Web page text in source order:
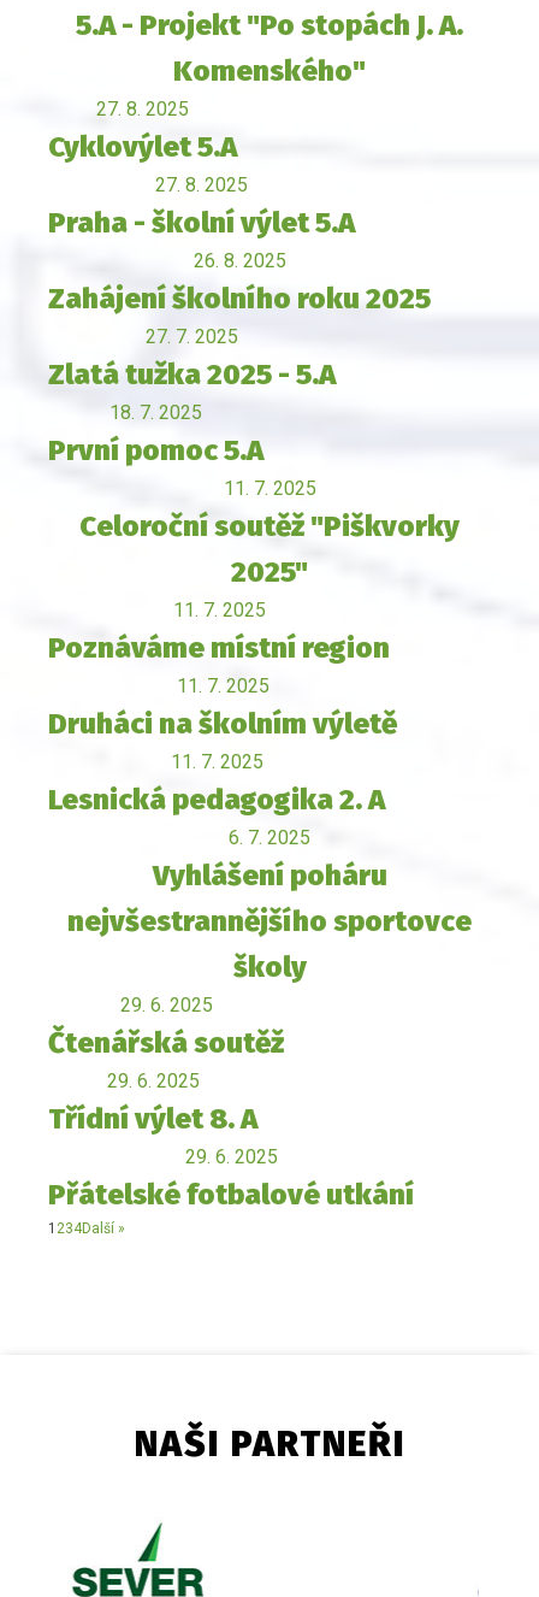
5.A - Projekt "Po stopách J. A.
Komenského"
27. 8. 2025
Cyklovýlet 5.A
27. 8. 2025
Praha - školní výlet 5.A
26. 8. 2025
Zahájení školního roku 2025
27. 7. 2025
Zlatá tužka 2025 - 5.A
18. 7. 2025
První pomoc 5.A
11. 7. 2025
Celoroční soutěž "Piškvorky
2025"
11. 7. 2025
Poznáváme místní region
11. 7. 2025
Druháci na školním výletě
11. 7. 2025
Lesnická pedagogika 2. A
6. 7. 2025
Vyhlášení poháru
nejvšestrannějšího sportovce
školy
29. 6. 2025
Čtenářská soutěž
29. 6. 2025
Třídní výlet 8. A
29. 6. 2025
Přátelské fotbalové utkání
1 234Další »
NAŠI PARTNEŘI